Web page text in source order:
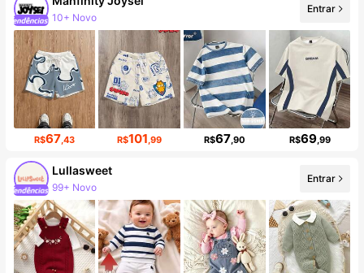
Aumento de seguidores em 12%
Entrar
R$67,43 R$101,99 R$67,90 R$69,99
Lullasweet
99+ Novo
Aumento de seguidores em 16%
Entrar